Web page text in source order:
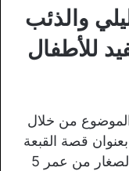
والذئب
للأطفال
من خلال
قصة القبعة
الحمراء ، جميلة ومميزة للأطفال الصغار من عمر 5